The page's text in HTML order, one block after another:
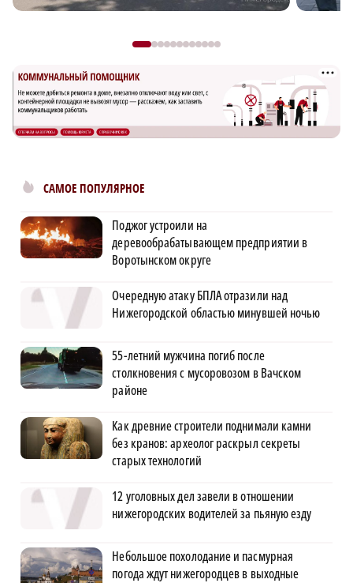
САМОЕ ПОПУЛЯРНОЕ
Поджог устроили на
деревообрабатывающем предприятии в
Воротынском округе
Очередную атаку БПЛА отразили над
Нижегородской областью минувшей ночью
55-летний мужчина погиб после
столкновения с мусоровозом в Вачском
районе
Как древние строители поднимали камни
без кранов: археолог раскрыл секреты
старых технологий
12 уголовных дел завели в отношении
нижегородских водителей за пьяную езду
Небольшое похолодание и пасмурная
погода ждут нижегородцев в выходные